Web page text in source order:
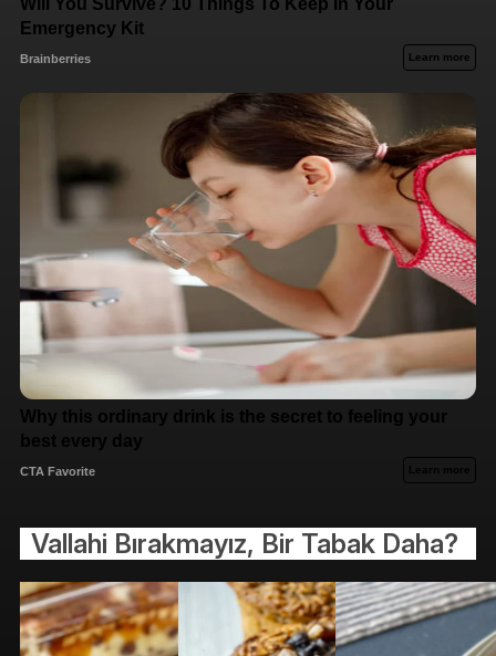
Vallahi Bırakmayız, Bir Tabak Daha?